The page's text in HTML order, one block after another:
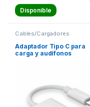
Disponible
Cables/Cargadores
Adaptador Tipo C para
carga y audífonos